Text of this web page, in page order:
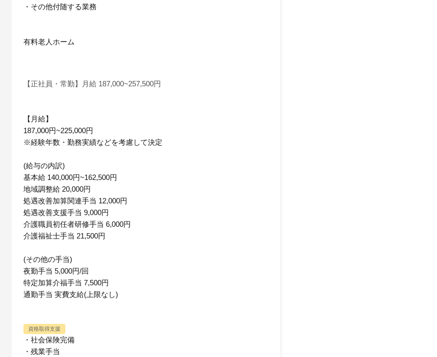
・その他付随する業務
有料老人ホーム
【正社員・常勤】月給 187,000~257,500円
【月給】
187,000円~225,000円
※経験年数・勤務実績などを考慮して決定
(給与の内訳)
基本給 140,000円~162,500円
地域調整給 20,000円
処遇改善加算関連手当 12,000円
処遇改善支援手当 9,000円
介護職員初任者研修手当 6,000円
介護福祉士手当 21,500円
(その他の手当)
夜勤手当 5,000円/回
特定加算介福手当 7,500円
通勤手当 実費支給(上限なし)
資格取得支援
・社会保険完備
・残業手当